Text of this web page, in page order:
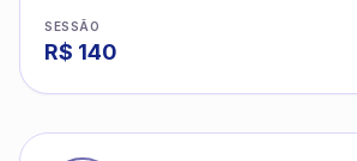
SESSÃO
R$ 140